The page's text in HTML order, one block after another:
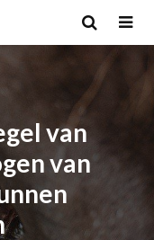
van
van